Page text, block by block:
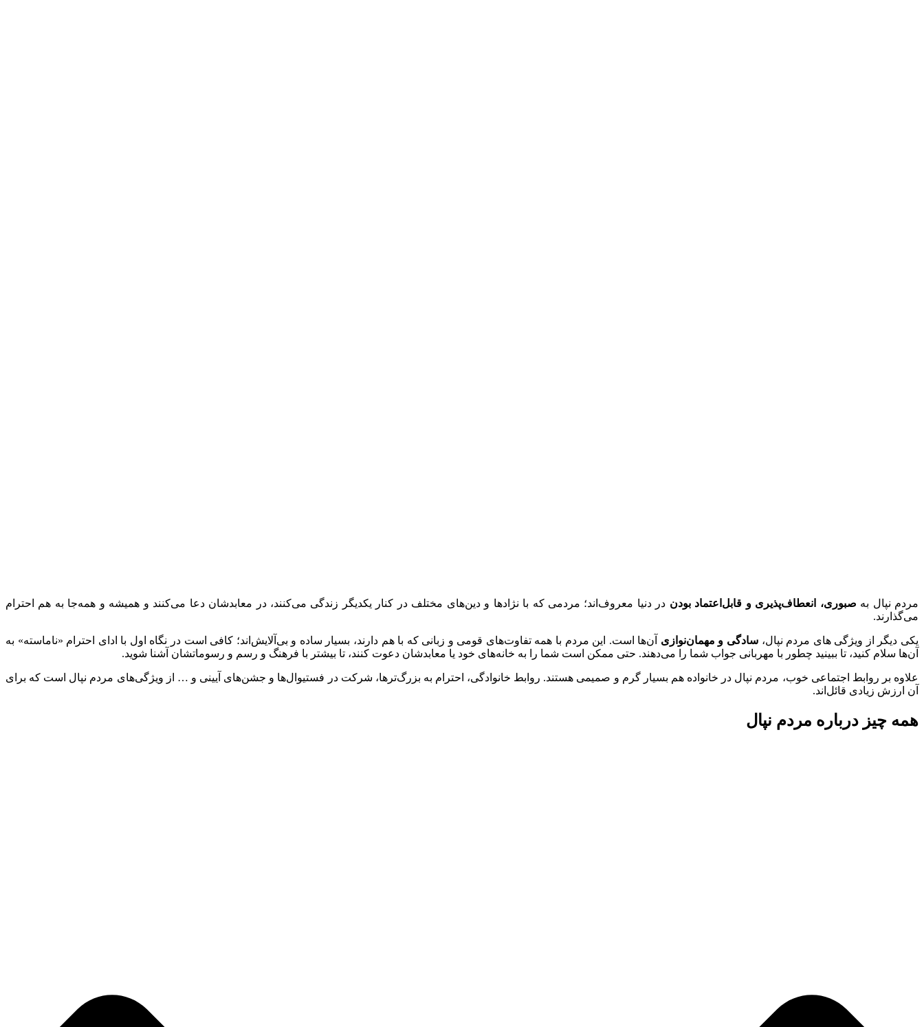
مردم نپال به صبوری، انعطاف‌پذیری و قابل‌اعتماد بودن در دنیا معروف‌اند؛ مردمی که با نژاد‌ها و دین‌های مختلف در کنار یکدیگر زندگی می‌کنند، در معابدشان دعا می‌کنند و همیشه و همه‌جا به هم احترام
می‌گذارند.
یکی دیگر از ویژگی‌ های مردم نپال، سادگی و مهمان‌نوازی آن‌ها است. این مردم با همه تفاوت‌‌های قومی و زبانی که با هم دارند، بسیار ساده و بی‌آلایش‌اند؛ کافی است در نگاه اول با ادای احترام «ناماسته» به
آن‌ها سلام کنید، تا ببینید چطور با مهربانی جواب شما را می‌دهند. حتی ممکن است شما را به خانه‌های خود یا معابدشان دعوت کنند، تا بیشتر با فرهنگ و رسم و رسوماتشان آشنا شوید.
علاوه بر روابط اجتماعی خوب، مردم نپال در خانواده هم بسیار گرم و صمیمی هستند. روابط خانوادگی، احترام به بزرگ‌تر‌ها، شرکت در فستیوال‌ها و جشن‌های آیینی و … از ویژگی‌های مردم نپال است که برای
آن ارزش زیادی قائل‌اند.
همه‌ چیز درباره مردم نپال